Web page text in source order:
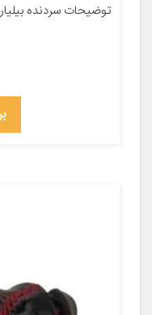
توضیحات سردنده